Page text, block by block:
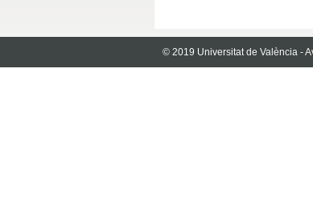
© 2019 Universitat de València -